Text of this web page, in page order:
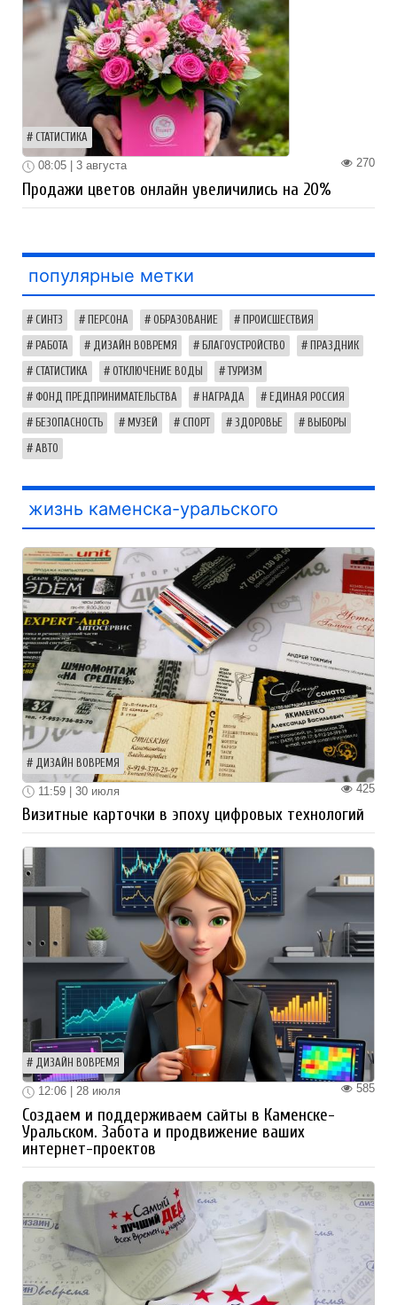
СТАТИСТИКА
270
08:05 | 3 августа
Продажи цветов онлайн увеличились на 20%
популярные метки
СИНТЗ ПЕРСОНА ОБРАЗОВАНИЕ ПРОИСШЕСТВИЯ
РАБОТА ДИЗАЙН ВОВРЕМЯ БЛАГОУСТРОЙСТВО ПРАЗДНИК
СТАТИСТИКА ОТКЛЮЧЕНИЕ ВОДЫ ТУРИЗМ
ФОНД ПРЕДПРИНИМАТЕЛЬСТВА НАГРАДА ЕДИНАЯ РОССИЯ
БЕЗОПАСНОСТЬ МУЗЕЙ СПОРТ ЗДОРОВЬЕ ВЫБОРЫ
АВТО
жизнь каменска-уральского
ДИЗАЙН ВОВРЕМЯ
425
11:59 | 30 июля
Визитные карточки в эпоху цифровых технологий
ДИЗАЙН ВОВРЕМЯ
585
12:06 | 28 июля
Создаем и поддерживаем сайты в Каменске-
Уральском. Забота и продвижение ваших
интернет-проектов